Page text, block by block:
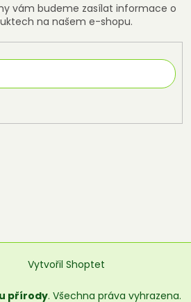
vám budeme zasílat informace o
na našem e-shopu.
Vytvořil Shoptet
přírody. Všechna práva vyhrazena.